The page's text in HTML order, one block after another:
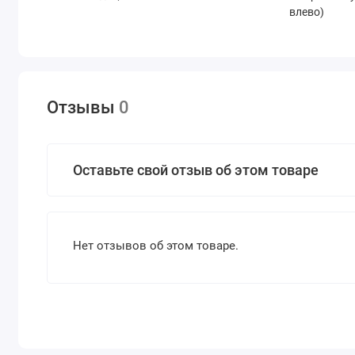
влево)
Отзывы 0
Оставьте свой отзыв об этом товаре
Нет отзывов об этом товаре.